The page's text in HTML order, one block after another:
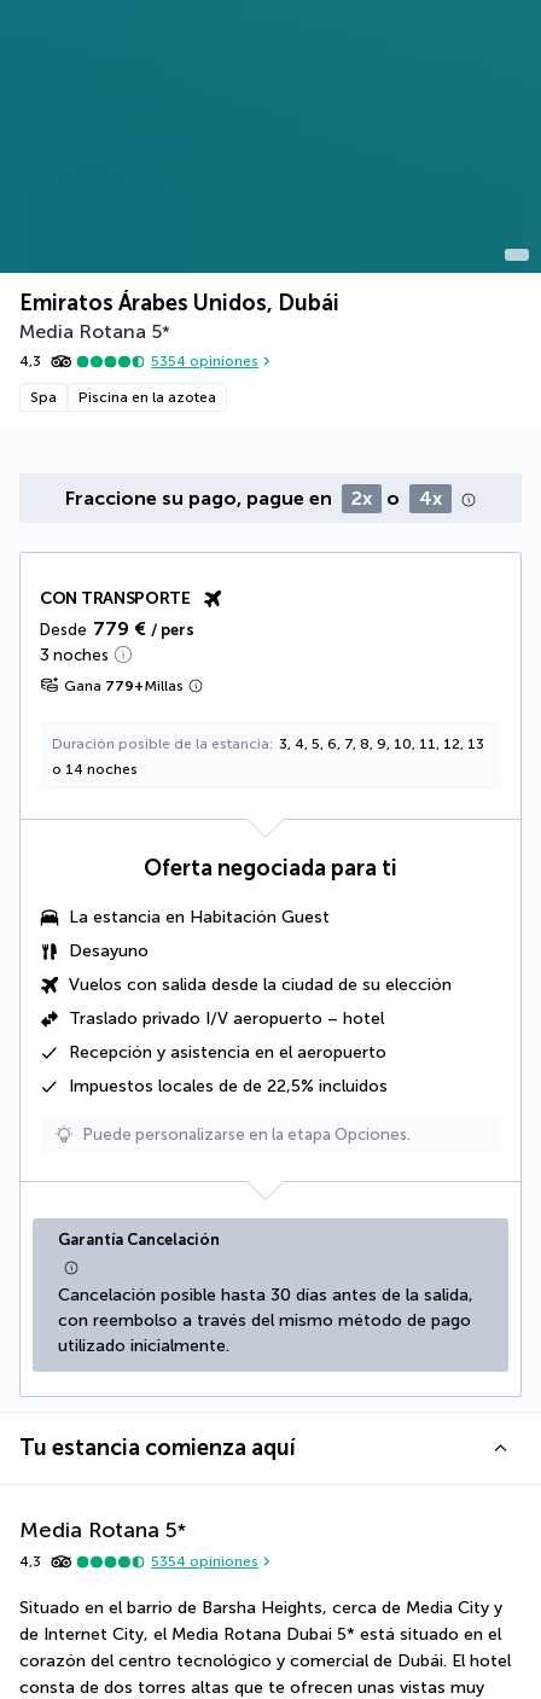
Emiratos Árabes Unidos, Dubái
Media Rotana 5*
4,3 5354 opiniones
Spa Piscina en la azotea
Fraccione su pago, pague en 2x o 4x
CON TRANSPORTE
Desde 779 € / pers
3 noches
Gana 779+Millas
Duración posible de la estancia
3, 4, 5, 6, 7, 8, 9, 10, 11, 12, 13
o 14 noches
Oferta negociada para ti
La estancia en Habitación Guest
Desayuno
Vuelos con salida desde la ciudad de su elección
Traslado privado I/V aeropuerto – hotel
Recepción y asistencia en el aeropuerto
Impuestos locales de de 22,5% incluidos
Puede personalizarse en la etapa Opciones.
Garantía Cancelación
Cancelación posible hasta 30 días antes de la salida,
con reembolso a través del mismo método de pago
utilizado inicialmente.
Tu estancia comienza aquí
Media Rotana 5*
4,3 5354 opiniones
Situado en el barrio de Barsha Heights, cerca de Media City y
de Internet City, el Media Rotana Dubai 5* está situado en el
corazón del centro tecnológico y comercial de Dubái. El hotel
consta de dos torres altas que te ofrecen unas vistas muy